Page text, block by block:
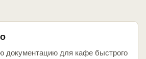
документацию для кафе быстрого